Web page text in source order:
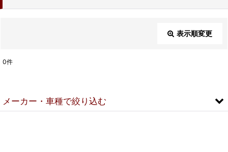
表示順変更
並び順
0件
メーカー・車種で絞り込む